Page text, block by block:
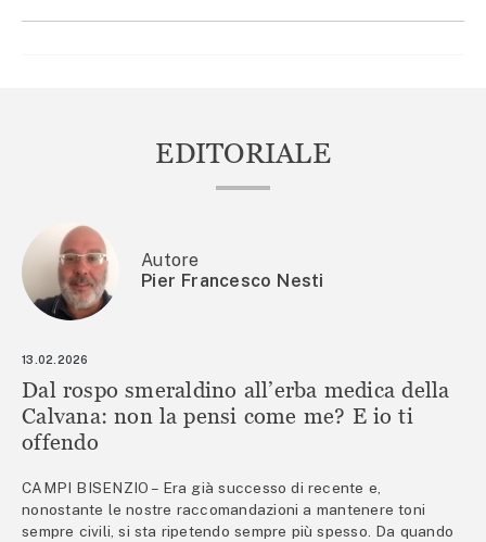
EDITORIALE
Autore
Pier Francesco Nesti
13.02.2026
Dal rospo smeraldino all’erba medica della
Calvana: non la pensi come me? E io ti
offendo
CAMPI BISENZIO – Era già successo di recente e,
nonostante le nostre raccomandazioni a mantenere toni
sempre civili, si sta ripetendo sempre più spesso. Da quando